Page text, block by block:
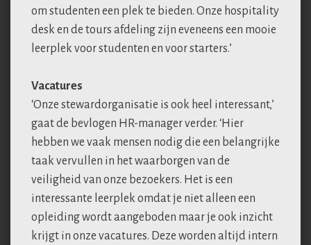
om studenten een plek te bieden. Onze hospitality
desk en de tours afdeling zijn eveneens een mooie
leerplek voor studenten en voor starters.’
Vacatures
‘Onze stewardorganisatie is ook heel interessant,’
gaat de bevlogen HR-manager verder. ‘Hier
hebben we vaak mensen nodig die een belangrijke
taak vervullen in het waarborgen van de
veiligheid van onze bezoekers. Het is een
interessante leerplek omdat je niet alleen een
opleiding wordt aangeboden maar je ook inzicht
krijgt in onze vacatures. Deze worden altijd intern